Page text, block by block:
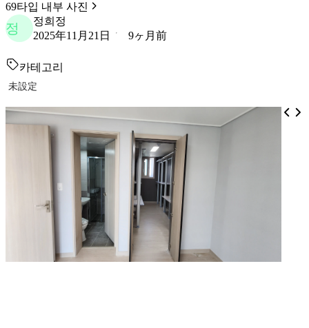
69타입 내부 사진
정
정희정
2025年11月21日
9ヶ月前
카테고리
未設定